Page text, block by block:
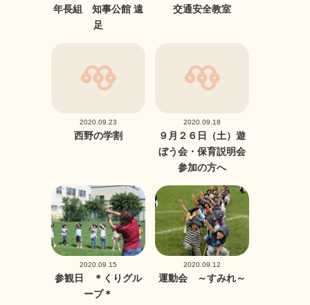
年長組 知事公館 遠
足
交通安全教室
2020.09.23
西野の学割
2020.09.18
９月２６日（土）遊
ぼう会・保育説明会
参加の方へ
2020.09.15
参観日 ＊くりグル
ープ＊
2020.09.12
運動会 ～すみれ～